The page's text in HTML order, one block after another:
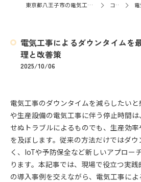
東京都八王子市の電気工事なら株式会社LifeEngineer コラム 電
電気工事によるダウンタイムを
理と改善策
2025/10/06
電気工事のダウンタイムを減らしたい
や生産設備の電気工事に伴う停止時間
せぬトラブルによるものでも、生産効
を及ぼします。従来の方法だけではダ
く、IoTや予防保全など新しいアプロー
ります。本記事では、現場で役立つ実
の導入事例を交えながら、電気工事に